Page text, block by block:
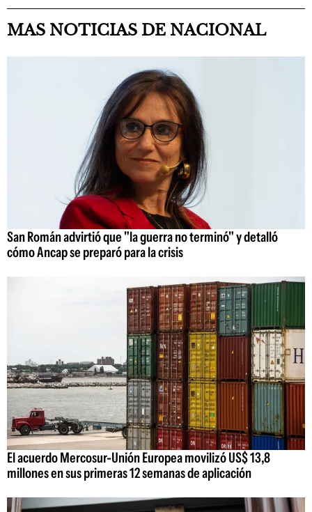
MAS NOTICIAS DE NACIONAL
San Román advirtió que "la guerra no terminó" y detalló
cómo Ancap se preparó para la crisis
El acuerdo Mercosur-Unión Europea movilizó US$ 13,8
millones en sus primeras 12 semanas de aplicación